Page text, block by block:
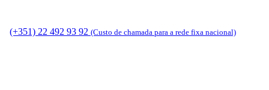
(+351) 22 492 93 92 (Custo de chamada para a rede fixa nacional)